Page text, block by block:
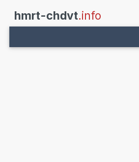
hmrt-chdvt.info